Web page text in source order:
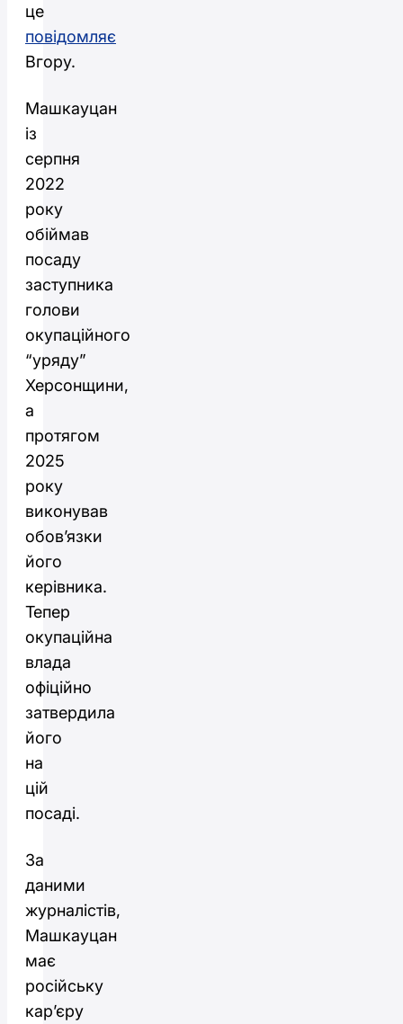
це
повідомляє
Вгору.
Машкауцан
із
серпня
2022
року
обіймав
посаду
заступника
голови
окупаційного
“уряду”
Херсонщини,
а
протягом
2025
року
виконував
обов’язки
його
керівника.
Тепер
окупаційна
влада
офіційно
затвердила
його
на
цій
посаді.
За
даними
журналістів,
Машкауцан
має
російську
кар’єру